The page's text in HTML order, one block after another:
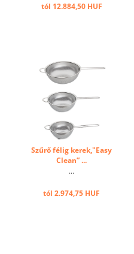
tól 12.884,50 HUF
Szűrő félig kerek,"Easy
Clean” ...
...
tól 2.974,75 HUF